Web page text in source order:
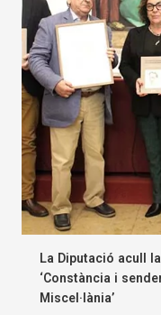
La Diputació acull
‘Constància i
Miscel·lània’